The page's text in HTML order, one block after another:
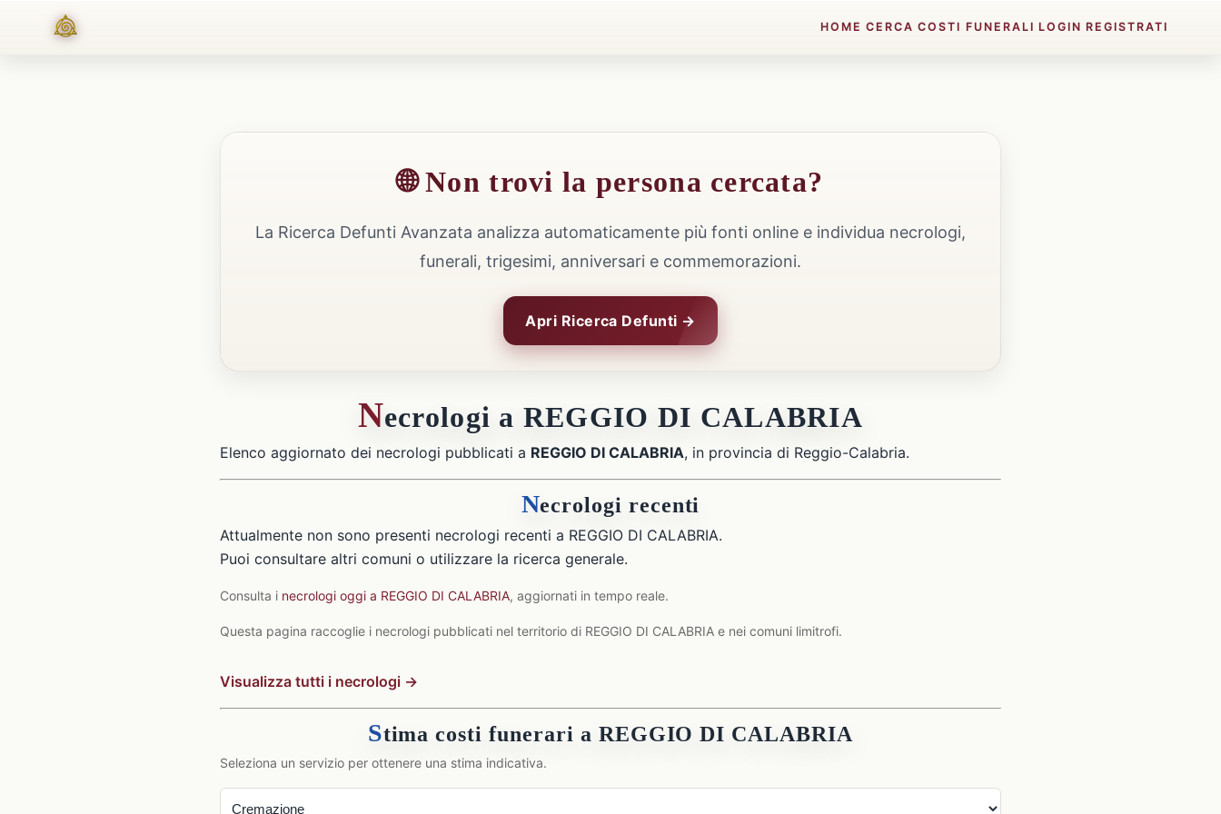
HOME CERCA COSTI FUNERALI LOGIN REGISTRATI
🌐 Non trovi la persona cercata?
La Ricerca Defunti Avanzata analizza automaticamente più fonti online e individua necrologi,
funerali, trigesimi, anniversari e commemorazioni.
Apri Ricerca Defunti →
Necrologi a REGGIO DI CALABRIA
Elenco aggiornato dei necrologi pubblicati a REGGIO DI CALABRIA, in provincia di Reggio-Calabria.
Necrologi recenti
Attualmente non sono presenti necrologi recenti a REGGIO DI CALABRIA.
Puoi consultare altri comuni o utilizzare la ricerca generale.
Consulta i necrologi oggi a REGGIO DI CALABRIA, aggiornati in tempo reale.
Questa pagina raccoglie i necrologi pubblicati nel territorio di REGGIO DI CALABRIA e nei comuni limitrofi.
Visualizza tutti i necrologi →
Stima costi funerari a REGGIO DI CALABRIA
Seleziona un servizio per ottenere una stima indicativa.